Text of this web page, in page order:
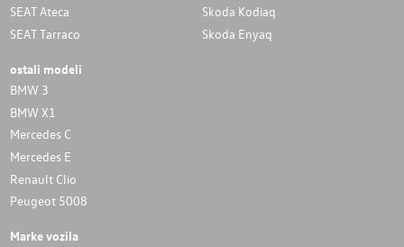
SEAT Ateca
SEAT Tarraco
Skoda Kodiaq
Skoda Enyaq
ostali modeli
BMW 3
BMW X1
Mercedes C
Mercedes E
Renault Clio
Peugeot 5008
Marke vozila